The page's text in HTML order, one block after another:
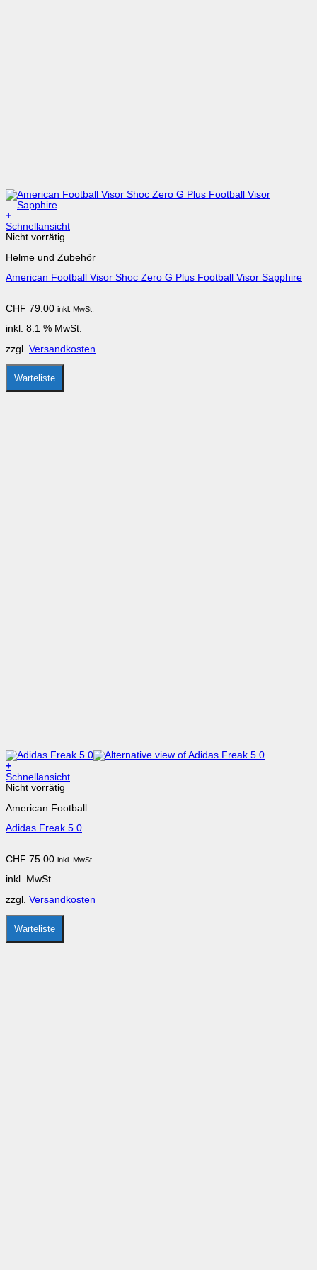
+
Schnellansicht
Nicht vorrätig
Helme und Zubehör
American Football Visor Shoc Zero G Plus Football Visor Sapphire
CHF 79.00 inkl. MwSt.
inkl. 8.1 % MwSt.
zzgl. Versandkosten
Warteliste
+
Dieses
Produkt
mehrere
auf.
können
der
Produktseite
gewählt
werden
Schnellansicht
Nicht vorrätig
American Football
Adidas Freak 5.0
CHF 75.00 inkl. MwSt.
inkl. MwSt.
zzgl. Versandkosten
Warteliste